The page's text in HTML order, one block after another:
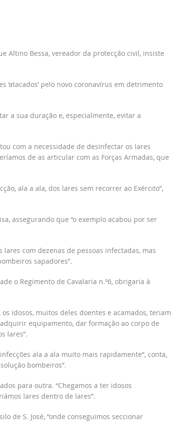
Altino Bessa, vereador da protecção civil, insiste
‘atacados’ pelo novo coronavírus em detrimento
a sua duração e, especialmente, evitar a
com a necessidade de desinfectar os lares
de as articular com as Forças Armadas, que
ala a ala, dos lares sem recorrer ao Exército”,
assegurando que “o exemplo acabou por ser
com dezenas de pessoas infectadas, mas
sapadores”.
o Regimento de Cavalaria n.º6, obrigaria à
idosos, muitos deles doentes e acamados, teriam
equipamento, dar formação ao corpo de
lares”.
ala a ala muito mais rapidamente”, conta,
bombeiros”.
para outra. “Chegamos a ter idosos
lares dentro de lares”.
de S. José, “onde conseguimos seccionar